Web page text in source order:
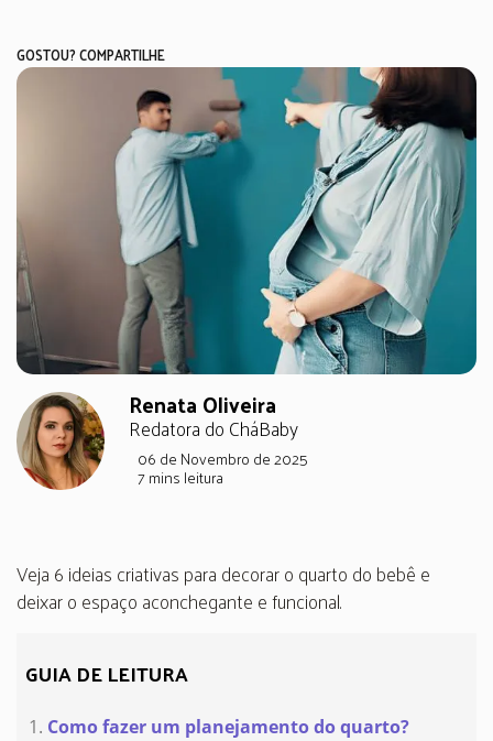
GOSTOU? COMPARTILHE
Renata Oliveira
Redatora do CháBaby
06 de Novembro de 2025
7 mins leitura
Veja 6 ideias criativas para decorar o quarto do bebê e
deixar o espaço aconchegante e funcional.
GUIA DE LEITURA
Como fazer um planejamento do quarto?